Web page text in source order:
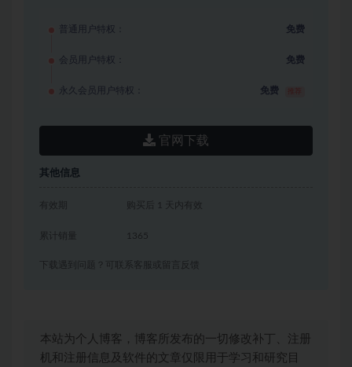
普通用户特权： 免费
会员用户特权： 免费
永久会员用户特权： 免费
官网下载
其他信息
有效期 购买后 1 天内有效
累计销量 1365
下载遇到问题？可联系客服或留言反馈
本站为个人博客，博客所发布的一切修改补丁、注册
机和注册信息及软件的文章仅限用于学习和研究目